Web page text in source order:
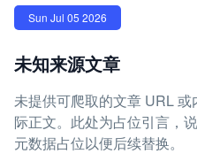
Sun Jul 05 2026
未知来源文章
未提供可爬取的文章 URL
际正文。此处为占位引言，
元数据占位以便后续替换。